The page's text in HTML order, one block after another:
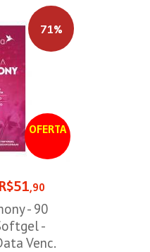
OFERTA
71%
R$51,90
- 90
-
Venc.